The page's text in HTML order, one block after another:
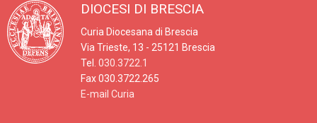
i
g
DIOCESI DI BRESCIA
Curia Diocesana di Brescia
Via Trieste, 13 - 25121 Brescia
Tel. 030.3722.1
Fax 030.3722.265
E-mail Curia